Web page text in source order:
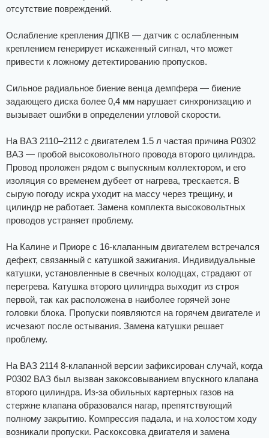
отсутствие повреждений.
Ослабление крепления ДПКВ — датчик с ослабленным
креплением генерирует искаженный сигнал, что может
привести к ложному детектированию пропусков.
Сильное радиальное биение венца демпфера — биение
задающего диска более 0,4 мм нарушает синхронизацию и
вызывает ошибки в определении угловой скорости.
На ВАЗ 2110–2112 с двигателем 1.5 л частая причина Р0302
ВАЗ — пробой высоковольтного провода второго цилиндра.
Провод проложен рядом с выпускным коллектором, и его
изоляция со временем дубеет от нагрева, трескается. В
сырую погоду искра уходит на массу через трещину, и
цилиндр не работает. Замена комплекта высоковольтных
проводов устраняет проблему.
На Калине и Приоре с 16-клапанным двигателем встречался
дефект, связанный с катушкой зажигания. Индивидуальные
катушки, установленные в свечных колодцах, страдают от
перегрева. Катушка второго цилиндра выходит из строя
первой, так как расположена в наиболее горячей зоне
головки блока. Пропуски появляются на горячем двигателе и
исчезают после остывания. Замена катушки решает
проблему.
На ВАЗ 2114 8-клапанной версии зафиксирован случай, когда
Р0302 ВАЗ был вызван закоксовыванием впускного клапана
второго цилиндра. Из-за обильных картерных газов на
стержне клапана образовался нагар, препятствующий
полному закрытию. Компрессия падала, и на холостом ходу
возникали пропуски. Раскоксовка двигателя и замена